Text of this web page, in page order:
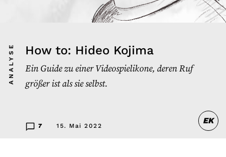
Hören
WASTED WEEKLY
How to: Hideo Kojima
Ein Guide zu einer Videospielikone, deren Ruf
größer ist als sie selbst.
7 15. Mai 2022
ANALYSE
EK